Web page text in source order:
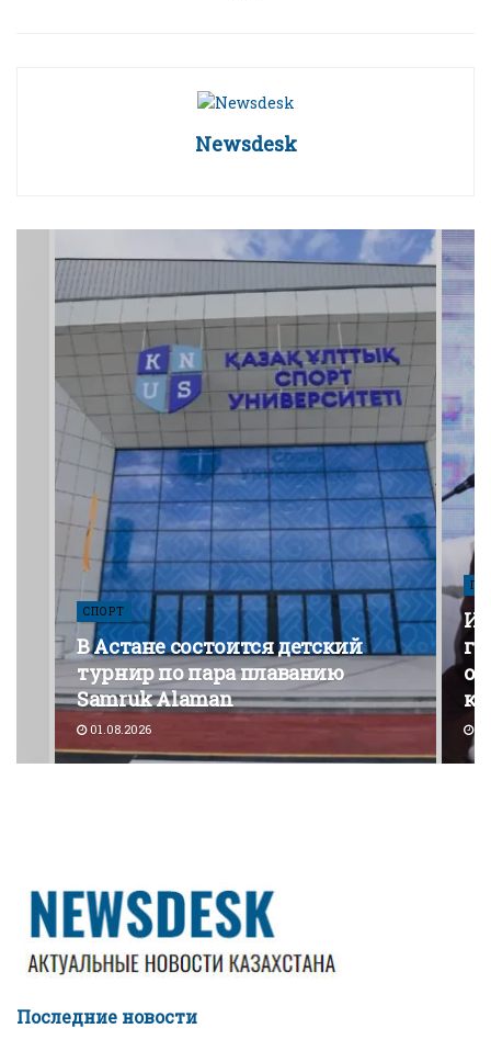
Newsdesk
СПОРТ
В Астане состоится детский
турнир по пара плаванию
Samruk Alaman
01.08.2026
Последние новости